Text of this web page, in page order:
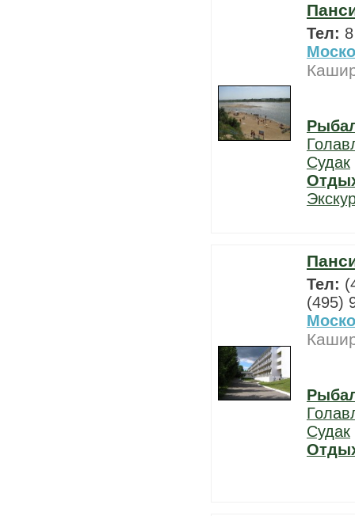
Тел:
Судак
Тел:
(495)
Судак